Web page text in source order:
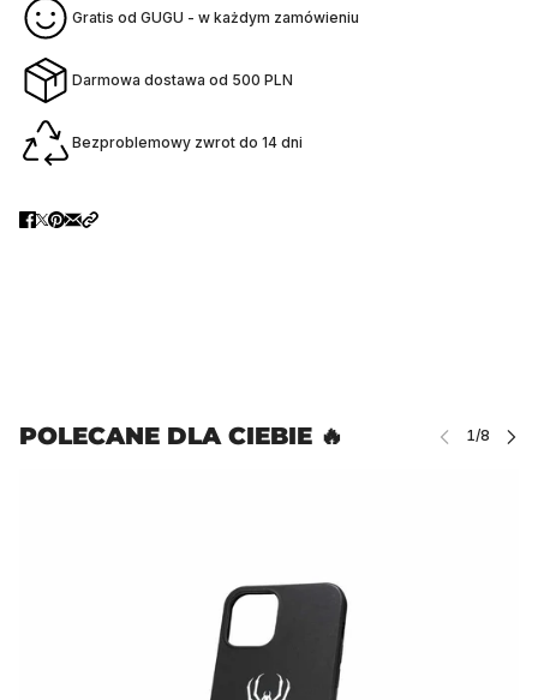
Gratis od GUGU - w każdym zamówieniu
Darmowa dostawa od 500 PLN
Bezproblemowy zwrot do 14 dni
POLECANE DLA CIEBIE 🔥